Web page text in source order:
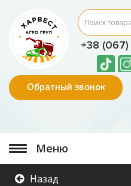
+38 (067)
Обратный звонок
Меню
Назад